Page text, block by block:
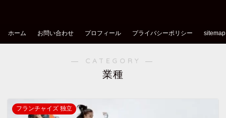
ホーム お問い合わせ プロフィール プライバシーポリシー sitemap
― CATEGORY ―
業種
フランチャイズ 独立